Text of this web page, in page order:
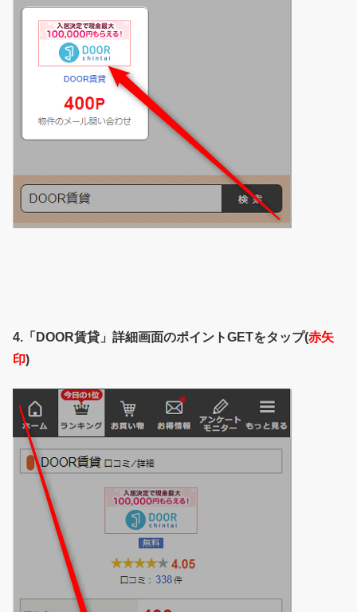
4.「DOOR賃貸」詳細画面のポイントGETをタップ(赤矢
印)